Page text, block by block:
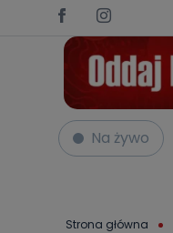
Na żywo
Strona główna